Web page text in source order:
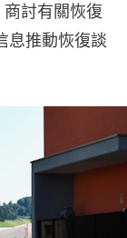
討有關恢復
息推動恢復談